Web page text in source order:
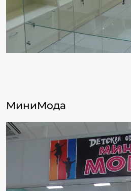
МиниМода